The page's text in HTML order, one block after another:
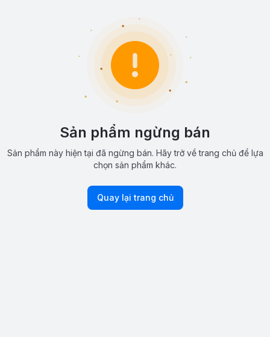
Sản phẩm ngừng bán
Sản phẩm này hiện tại đã ngừng bán. Hãy trở về trang chủ để lựa
chọn sản phẩm khác.
Quay lại trang chủ